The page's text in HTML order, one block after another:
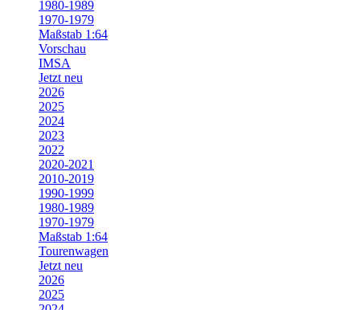
1980-1989
1970-1979
Maßstab 1:64
Vorschau
IMSA
Jetzt neu
2026
2025
2024
2023
2022
2020-2021
2010-2019
1990-1999
1980-1989
1970-1979
Maßstab 1:64
Tourenwagen
Jetzt neu
2026
2025